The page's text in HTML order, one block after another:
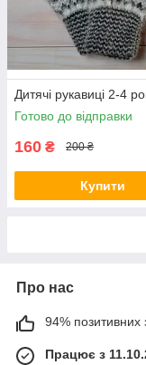
Дитячі рукавиці 2-4
Готово до відправки
160 ₴ 200 ₴
Купити
Про нас
94% позитивних
Працює з